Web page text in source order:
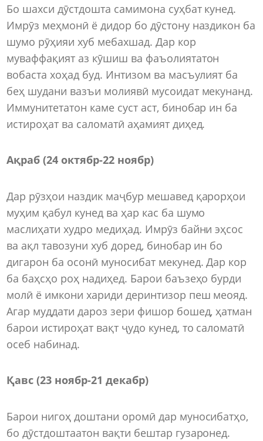
Бо шахси дӯстдошта самимона суҳбат кунед.
Имрӯз меҳмонӣ ё дидор бо дӯстону наздикон ба
шумо рӯҳияи хуб мебахшад. Дар кор
муваффақият аз кӯшиш ва фаъолиятатон
вобаста хоҳад буд. Интизом ва масъулият ба
беҳ шудани вазъи молиявӣ мусоидат мекунанд.
Иммунитетатон каме суст аст, бинобар ин ба
истироҳат ва саломатӣ аҳамият диҳед.
Ақраб (24 октябр-22 ноябр)
Дар рӯзҳои наздик маҷбур мешавед қарорҳои
муҳим қабул кунед ва ҳар кас ба шумо
маслиҳати худро медиҳад. Имрӯз байни эҳсос
ва ақл тавозуни хуб доред, бинобар ин бо
дигарон ба осонӣ муносибат мекунед. Дар кор
ба баҳсҳо роҳ надиҳед. Барои баъзеҳо бурди
молӣ ё имкони хариди деринтизор пеш меояд.
Агар муддати дароз зери фишор бошед, ҳатман
барои истироҳат вақт ҷудо кунед, то саломатӣ
осеб набинад.
Қавс (23 ноябр-21 декабр)
Барои нигоҳ доштани оромӣ дар муносибатҳо,
бо дӯстдоштаатон вақти бештар гузаронед.